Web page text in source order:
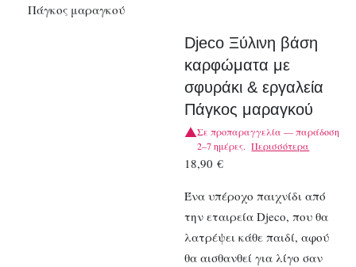
Πάγκος μαραγκού
Djeco Ξύλινη βάση
καρφώματα με
σφυράκι & εργαλεία
Πάγκος μαραγκού
Σε προπαραγγελία — παράδοση
2–7 ημέρες. Περισσότερα
18,90€
Ένα υπέροχο παιχνίδι από
την εταιρεία Djeco, που θα
λατρέψει κάθε παιδί, αφού
θα αισθανθεί για λίγο σαν